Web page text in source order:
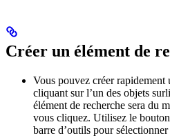
Créer un élément de
Vous pouvez créer rapidement
cliquant sur l’un des objets
élément de recherche sera du
vous cliquez. Utilisez le bouton
barre d’outils pour